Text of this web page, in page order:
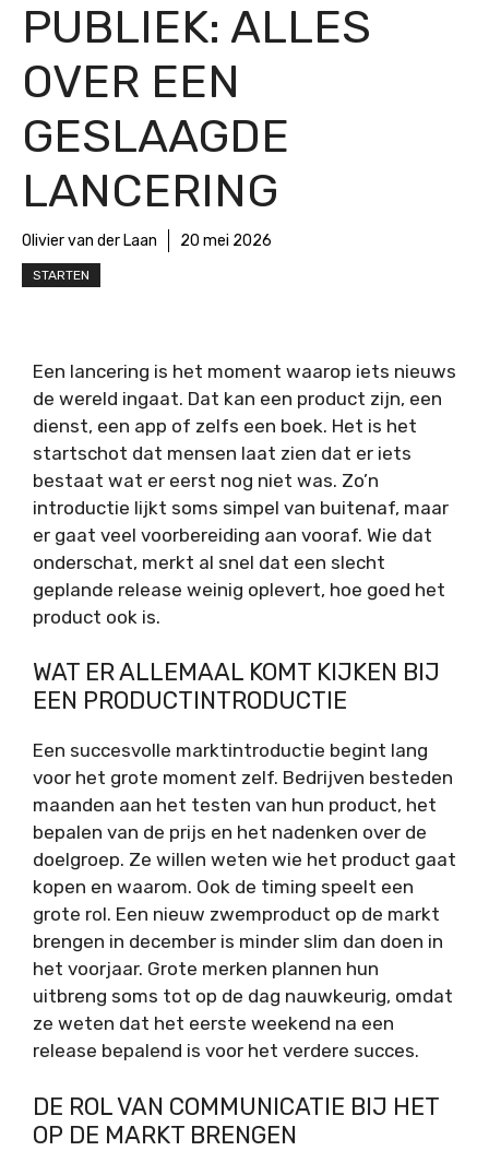
PUBLIEK: ALLES
OVER EEN
GESLAAGDE
LANCERING
Olivier van der Laan 20 mei 2026
STARTEN
Een lancering is het moment waarop iets nieuws
de wereld ingaat. Dat kan een product zijn, een
dienst, een app of zelfs een boek. Het is het
startschot dat mensen laat zien dat er iets
bestaat wat er eerst nog niet was. Zo’n
introductie lijkt soms simpel van buitenaf, maar
er gaat veel voorbereiding aan vooraf. Wie dat
onderschat, merkt al snel dat een slecht
geplande release weinig oplevert, hoe goed het
product ook is.
WAT ER ALLEMAAL KOMT KIJKEN BIJ
EEN PRODUCTINTRODUCTIE
Een succesvolle marktintroductie begint lang
voor het grote moment zelf. Bedrijven besteden
maanden aan het testen van hun product, het
bepalen van de prijs en het nadenken over de
doelgroep. Ze willen weten wie het product gaat
kopen en waarom. Ook de timing speelt een
grote rol. Een nieuw zwemproduct op de markt
brengen in december is minder slim dan doen in
het voorjaar. Grote merken plannen hun
uitbreng soms tot op de dag nauwkeurig, omdat
ze weten dat het eerste weekend na een
release bepalend is voor het verdere succes.
DE ROL VAN COMMUNICATIE BIJ HET
OP DE MARKT BRENGEN